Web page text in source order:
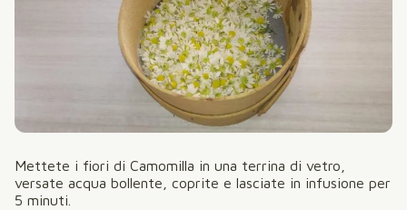
Mettete i fiori di Camomilla in una terrina di vetro,
versate acqua bollente, coprite e lasciate in infusione per
5 minuti.